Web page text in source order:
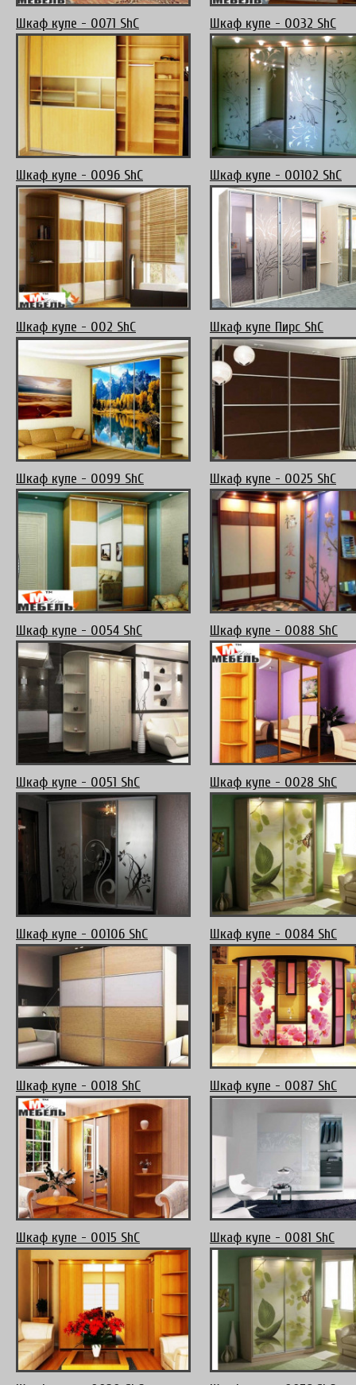
Шкаф купе - 0071 ShC Шкаф купе - 0032 ShC
Шкаф купе - 0096 ShC Шкаф купе - 00102 ShC
Шкаф купе - 002 ShC Шкаф купе Пирс ShC
Шкаф купе - 0099 ShC Шкаф купе - 0025 ShC
Шкаф купе - 0054 ShC Шкаф купе - 0088 ShC
Шкаф купе - 0051 ShC Шкаф купе - 0028 ShC
Шкаф купе - 00106 ShC Шкаф купе - 0084 ShC
Шкаф купе - 0018 ShC Шкаф купе - 0087 ShC
Шкаф купе - 0015 ShC Шкаф купе - 0081 ShC